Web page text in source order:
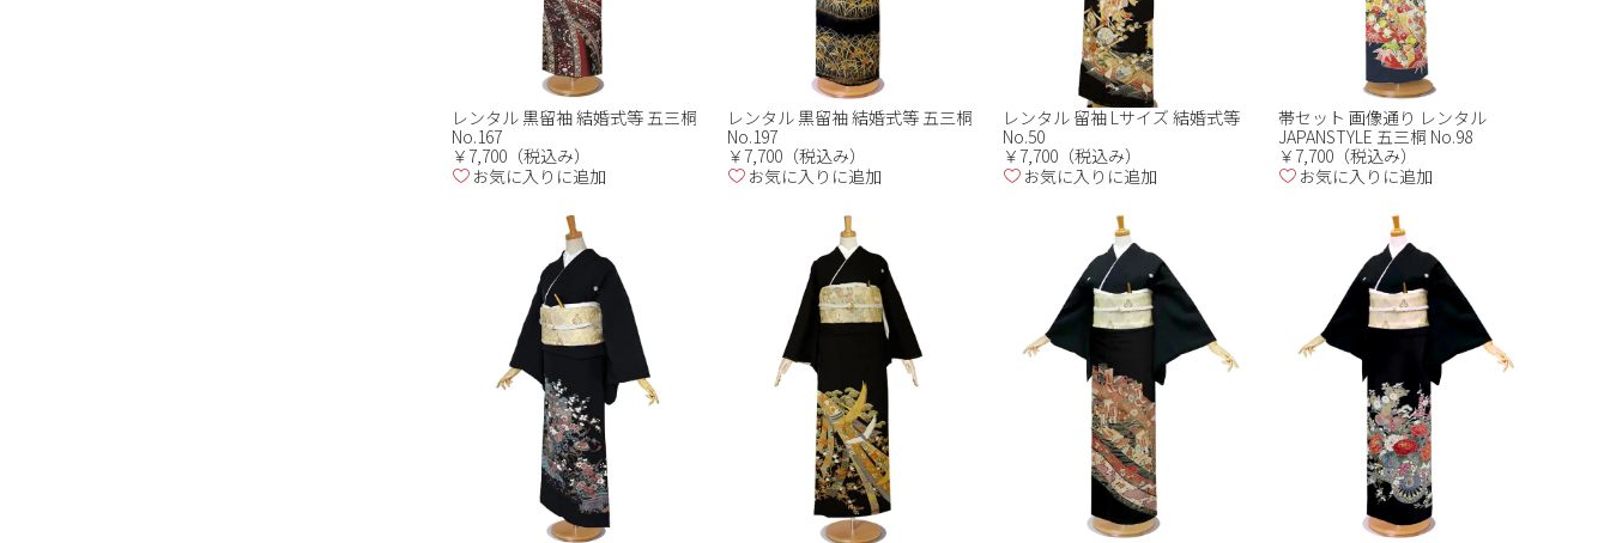
レンタル 黒留袖 結婚式等 五三桐
No.167
￥7,700（税込み）
お気に入りに追加
レンタル 黒留袖 結婚式等 五三桐
No.197
￥7,700（税込み）
お気に入りに追加
レンタル 留袖 Lサイズ 結婚式等
No.50
￥7,700（税込み）
お気に入りに追加
帯セット 画像通り レンタル
JAPANSTYLE 五三桐 No.98
￥7,700（税込み）
お気に入りに追加